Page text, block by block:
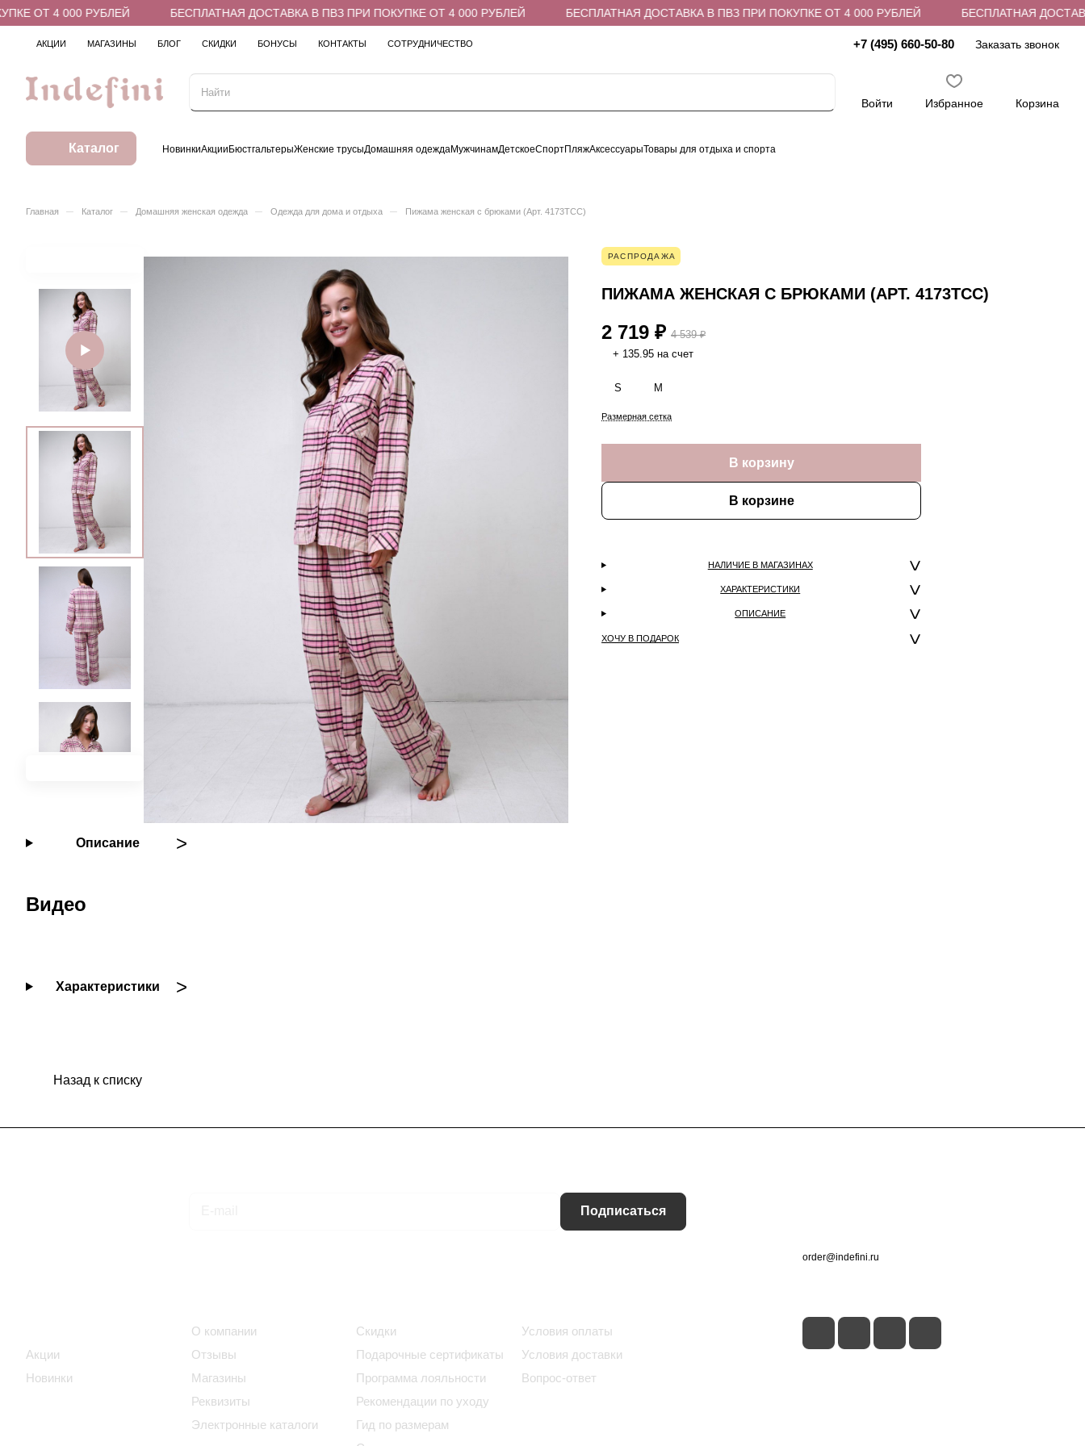
ОТ 4 000 РУБЛЕЙ БЕСПЛАТНАЯ ДОСТАВКА В ПВЗ ПРИ ПОКУПКЕ ОТ 4 000 РУБЛЕЙ БЕСПЛАТНАЯ ДОСТАВКА В ПВЗ ПРИ ПОКУПКЕ ОТ 4 000 РУБЛЕЙ БЕСПЛАТНАЯ
АКЦИИ МАГАЗИНЫ БЛОГ СКИДКИ БОНУСЫ КОНТАКТЫ СОТРУДНИЧЕСТВО +7 (495) 660-50-80 Заказать звонок
Войти Избранное Корзина
Каталог НовинкиАкцииБюстгальтерыЖенские трусыДомашняя одеждаМужчинамДетскоеСпортПляжАксессуарыТовары для отдыха и спорта
Главная – Каталог – Домашняя женская одежда – Одежда для дома и отдыха – Пижама женская с брюками (Арт. 4173TCC)
РАСПРОДАЖА
ПИЖАМА ЖЕНСКАЯ С БРЮКАМИ (АРТ. 4173TCC)
2 719 ₽ 4 539 ₽
+ 135.95 на счет
S M
Размерная сетка
В корзину
В корзине
НАЛИЧИЕ В МАГАЗИНАХ
ХАРАКТЕРИСТИКИ
ОПИСАНИЕ
ХОЧУ В ПОДАРОК
Описание
Видео
Характеристики
Назад к списку
Подписаться
Акции
Новинки
О компании
Отзывы
Магазины
Реквизиты
Электронные каталоги
Скидки
Подарочные сертификаты
Программа лояльности
Рекомендации по уходу
Гид по размерам
Условия оплаты
Условия доставки
Вопрос-ответ
order@indefini.ru